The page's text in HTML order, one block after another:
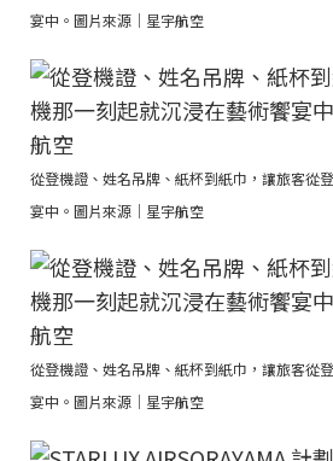
宴中。圖片來源｜星宇航空
從登機證、姓名吊牌、紙杯到紙巾，讓旅客從
宴中。圖片來源｜星宇航空
從登機證、姓名吊牌、紙杯到紙巾，讓旅客從
宴中。圖片來源｜星宇航空